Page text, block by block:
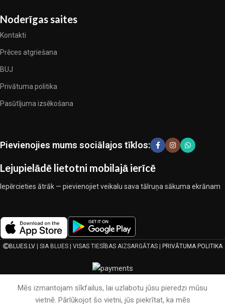
Gultas veļas ražotāji, kā arī citu tekstila preču ražotāji ir pilni ar
dizainieriskām prēcem, kuras novērtēs īsti skaistuma pazinēji. Mēs
esam izvēlējušies jums labākos modeļus no mūsdienu gultas veļas
praktiskumu katrā izstrādājuma vienībā. Mūsu sortimentā ir
pārbaudītu uzņēmumu produkti. Kuri daudzu gadu nepārtrauktā
ekspluatācijas īpašības, pievilcīgu izstrādājumu izskatu, ilgu
lietošanas laiku un kalpošanas laiku.
Noderīgas saites
Kontakti
Prēces atgriešana
BUJ
Privātuma politika
Pasūtījuma izsēkošana
Pievienojies mums sociālajos tīklos:
Lejupielādē lietotni mobilajā ierīcē
Iepērcieties ātrāk — pievienojiet veikalu sava tālruņa sākuma ekrānam
BLUES.LV| SIA BLUES | VISAS TIESĪBAS AIZSARGĀTAS | PRIVĀTUMA POLITIKA
Mēs izmantojam sīkfailus, lai uzlabotu jūsu pieredzi mūsu
vietnē. Pārlūkojot šo vietni, jūs piekrītat, ka mēs